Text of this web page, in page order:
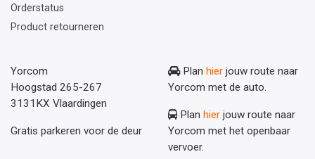
Orderstatus
Product retourneren
Yorcom
Hoogstad 265-267
3131KX Vlaardingen
Gratis parkeren voor de deur
Plan hier jouw route naar
Yorcom met de auto.
Plan hier jouw route naar
Yorcom met het openbaar
vervoer.